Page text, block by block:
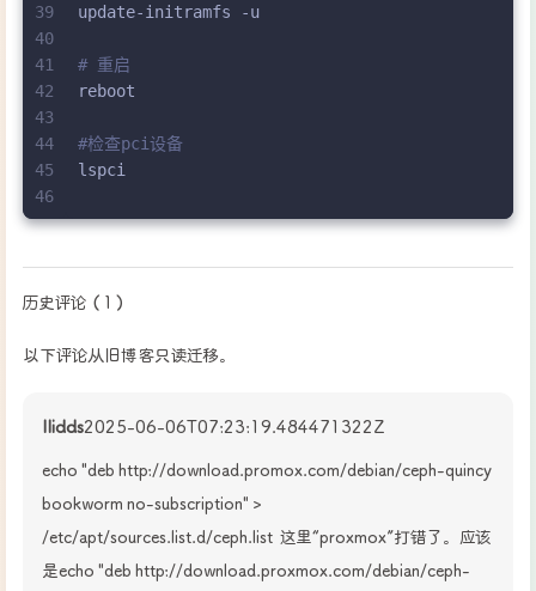
39
40
41
42
43
44
45
46
update-initramfs -u
# 重启
reboot
#检查pci设备
lspci
历史评论（1）
以下评论从旧博客只读迁移。
llidds2025-06-06T07:23:19.484471322Z
echo "deb http://download.promox.com/debian/ceph-quincy
bookworm no-subscription" >
/etc/apt/sources.list.d/ceph.list  这里“proxmox”打错了。应该
是echo "deb http://download.proxmox.com/debian/ceph-